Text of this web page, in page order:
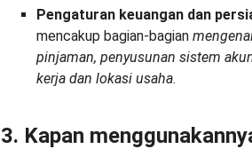
Pengaturan keuangan dan
mencakup bagian-bagian
pinjaman, penyusunan sistem
kerja dan lokasi usaha.
3. Kapan